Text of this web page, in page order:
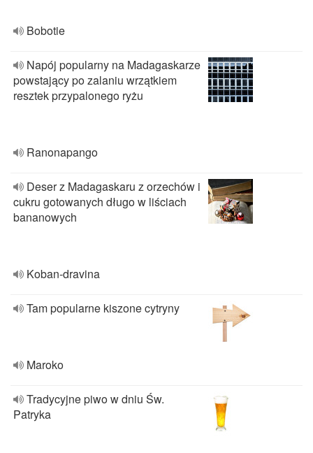
Bobotie
Napój popularny na Madagaskarze
powstający po zalaniu wrzątkiem
resztek przypalonego ryżu
Ranonapango
Deser z Madagaskaru z orzechów i
cukru gotowanych długo w liściach
bananowych
Koban-dravina
Tam popularne kiszone cytryny
Maroko
Tradycyjne piwo w dniu Św.
Patryka